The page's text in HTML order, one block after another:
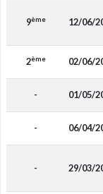
9ème 12/06/
2ème 02/06/
- 01/05/
- 06/04/
- 29/03/